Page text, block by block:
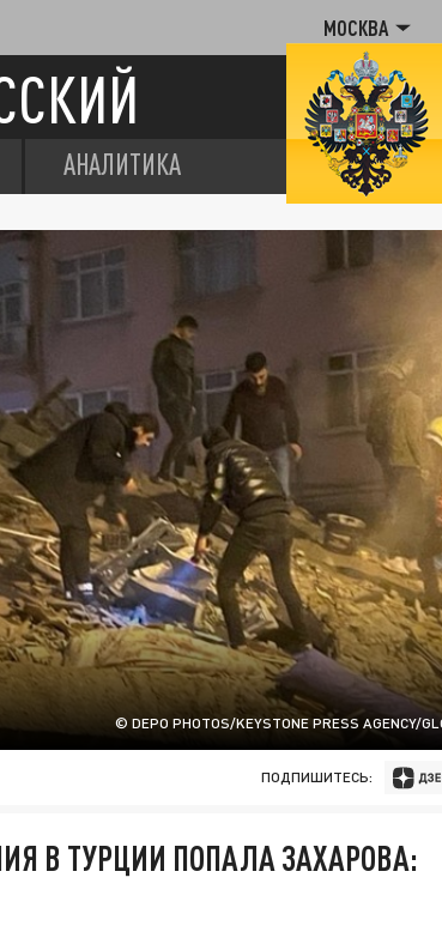
МОСКВА
АНАЛИТИКА
© DEPO PHOTOS/KEYSTONE PRESS AGENCY/
ПОДПИШИТЕСЬ:
В ТУРЦИИ ПОПАЛА ЗАХАРОВА: